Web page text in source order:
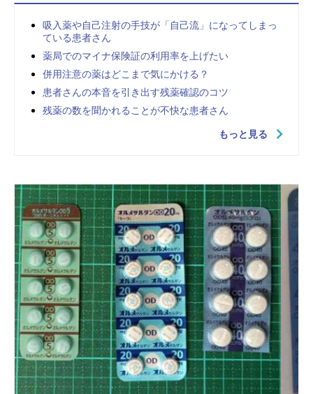
吸入薬や自己注射の手技が「自己流」になってしまっ
ている患者さん
薬局でのマイナ保険証の利用率を上げたい
併用注意の薬はどこまで気にかける？
患者さんの本音を引き出す残薬確認のコツ
残薬の数を聞かれることが不快な患者さん
もっと見る